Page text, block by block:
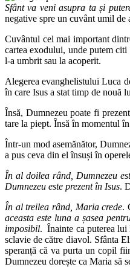
Sfânt va veni asupra ta și
negative spre un cuvânt umil de
Cuvântul cel mai important
cartea exodului, unde putem
l-a umbrit sau la acoperit.
Alegerea evanghelistului Luca
în care Isus a stat timp de nouă
Însă, Dumnezeu poate fi
tare la piept. Însă în momentul
Într-un mod asemănător,
a pus ceva din el însuși în
În al doilea rând, Dumnezeu
Dumnezeu este prezent în Isus.
În al treilea rând, Maria crede.
aceasta este luna a șasea
imposibil. Înainte ca puterea lui
sclavie de către diavol. Sfânta
speranță că va purta un copil
Dumnezeu dorește ca Maria să